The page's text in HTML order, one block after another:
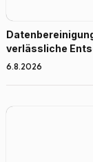
verlässliche
6.8.2026